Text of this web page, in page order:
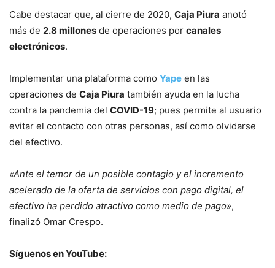
Cabe destacar que, al cierre de 2020, Caja Piura anotó
más de 2.8 millones de operaciones por canales
electrónicos.
Implementar una plataforma como Yape en las
operaciones de Caja Piura también ayuda en la lucha
contra la pandemia del COVID-19; pues permite al usuario
evitar el contacto con otras personas, así como olvidarse
del efectivo.
«Ante el temor de un posible contagio y el incremento
acelerado de la oferta de servicios con pago digital, el
efectivo ha perdido atractivo como medio de pago»,
finalizó Omar Crespo.
Síguenos en YouTube: